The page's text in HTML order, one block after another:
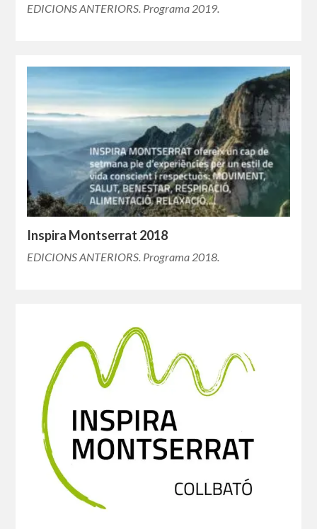
EDICIONS ANTERIORS. Programa 2019.
Inspira Montserrat 2018
EDICIONS ANTERIORS. Programa 2018.